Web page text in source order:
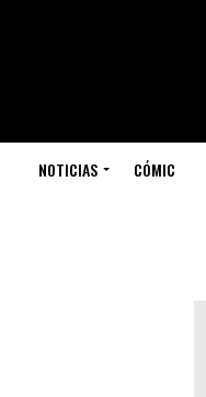
NOTICIAS CÓMIC